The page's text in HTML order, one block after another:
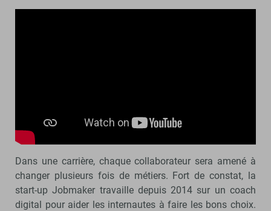
Dans une carrière, chaque collaborateur sera amené à
changer plusieurs fois de métiers. Fort de constat, la
start-up Jobmaker travaille depuis 2014 sur un coach
digital pour aider les internautes à faire les bons choix.